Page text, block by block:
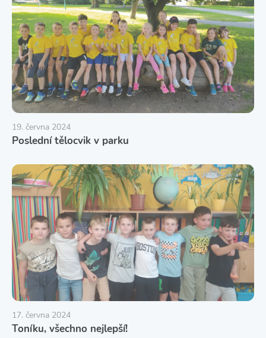
19. června 2024
Poslední tělocvik v parku
17. června 2024
Toníku, všechno nejlepší!